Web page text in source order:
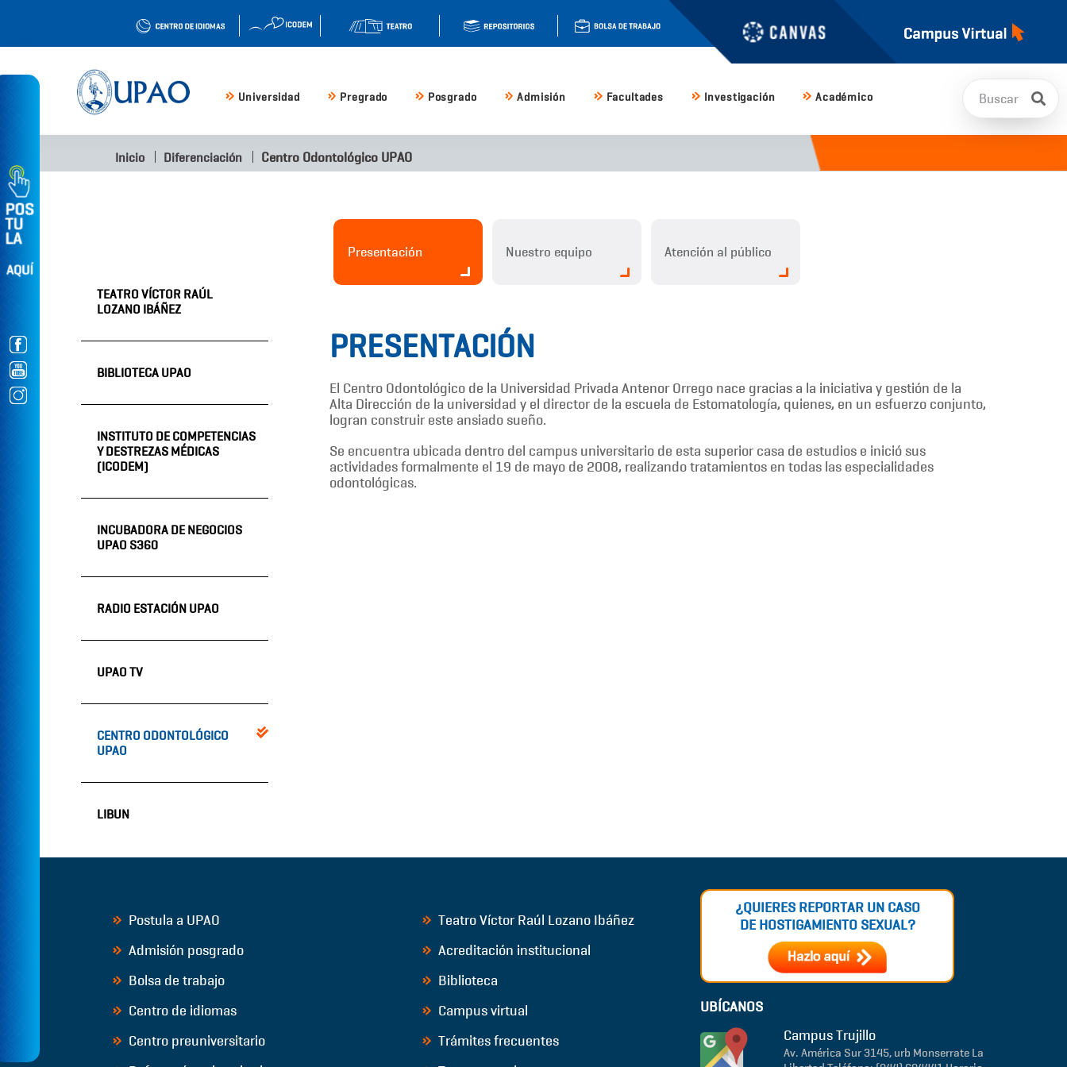
Universidad Pregrado Posgrado Admisión Facultades Investigación Académico
Inicio Diferenciación Centro Odontológico UPAO
Presentación Nuestro equipo Atención al público
PRESENTACIÓN
El Centro Odontológico de la Universidad Privada Antenor Orrego nace gracias a la iniciativa y gestión de la
Alta Dirección de la universidad y el director de la escuela de Estomatología, quienes, en un esfuerzo conjunto,
logran construir este ansiado sueño.
Se encuentra ubicada dentro del campus universitario de esta superior casa de estudios e inició sus
actividades formalmente el 19 de mayo de 2008, realizando tratamientos en todas las especialidades
odontológicas.
TEATRO VÍCTOR RAÚL
LOZANO IBÁÑEZ
BIBLIOTECA UPAO
INSTITUTO DE COMPETENCIAS
Y DESTREZAS MÉDICAS
(ICODEM)
INCUBADORA DE NEGOCIOS
UPAO S360
RADIO ESTACIÓN UPAO
UPAO TV
CENTRO ODONTOLÓGICO
UPAO
LIBUN
Postula a UPAO
Admisión posgrado
Bolsa de trabajo
Centro de idiomas
Centro preuniversitario
Teatro Víctor Raúl Lozano Ibáñez
Acreditación institucional
Biblioteca
Campus virtual
Trámites frecuentes
¿QUIERES REPORTAR UN CASO
DE HOSTIGAMIENTO SEXUAL?
UBÍCANOS
Campus Trujillo
Av. América Sur 3145, urb Monserrate La